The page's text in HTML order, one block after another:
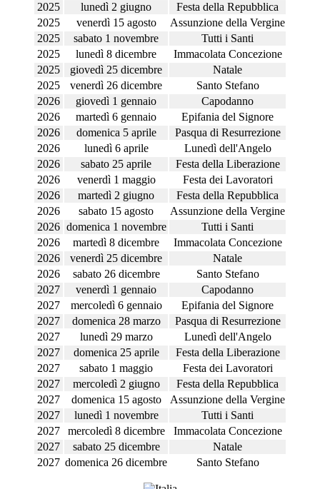
2025
lunedì 2 giugno
Festa della Repubblica
2025
venerdì 15 agosto
Assunzione della Vergine
2025
sabato 1 novembre
Tutti i Santi
2025
lunedì 8 dicembre
Immacolata Concezione
2025
giovedì 25 dicembre
Natale
2025
venerdì 26 dicembre
Santo Stefano
2026
giovedì 1 gennaio
Capodanno
2026
martedì 6 gennaio
Epifania del Signore
2026
domenica 5 aprile
Pasqua di Resurrezione
2026
lunedì 6 aprile
Lunedì dell'Angelo
2026
sabato 25 aprile
Festa della Liberazione
2026
venerdì 1 maggio
Festa dei Lavoratori
2026
martedì 2 giugno
Festa della Repubblica
2026
sabato 15 agosto
Assunzione della Vergine
2026 domenica 1 novembre
Tutti i Santi
2026
martedì 8 dicembre
Immacolata Concezione
2026
venerdì 25 dicembre
Natale
2026
sabato 26 dicembre
Santo Stefano
2027
venerdì 1 gennaio
Capodanno
2027
mercoledì 6 gennaio
Epifania del Signore
2027
domenica 28 marzo
Pasqua di Resurrezione
2027
lunedì 29 marzo
Lunedì dell'Angelo
2027
domenica 25 aprile
Festa della Liberazione
2027
sabato 1 maggio
Festa dei Lavoratori
2027
mercoledì 2 giugno
Festa della Repubblica
2027
domenica 15 agosto
Assunzione della Vergine
2027
lunedì 1 novembre
Tutti i Santi
2027
mercoledì 8 dicembre
Immacolata Concezione
2027
sabato 25 dicembre
Natale
2027 domenica 26 dicembre Santo Stefano